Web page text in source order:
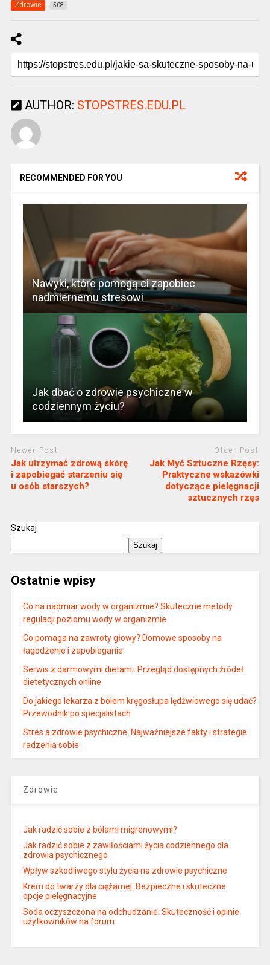
Zdrowie 508
AUTHOR: STOPSTRES.EDU.PL
RECOMMENDED FOR YOU
Nawyki, które pomogą ci zapobiec
nadmiernemu stresowi
Jak dbać o zdrowie psychiczne w
codziennym życiu?
Newer Post
Jak utrzymać zdrową skórę
i zapobiegać starzeniu się
u osób starszych?
Older Post
Jak Myć Sztuczne Rzęsy:
Praktyczne wskazówki
dotyczące pielęgnacji
sztucznych rzęs
Szukaj
Szukaj
Ostatnie wpisy
Co na nadmiar wody w organizmie? Skuteczne metody
regulacji poziomu wody w organizmie
Co pomaga na zawroty głowy? Domowe sposoby na
łagodzenie i zapobieganie
Serwis z darmowymi dietami: Przegląd dostępnych źródeł
dietetycznych online
Do jakiego lekarza z bólem kręgosłupa lędźwiowego się udać?
Przewodnik po specjalistach
Stres a zdrowie psychiczne: Najważniejsze fakty i strategie
radzenia sobie
Zdrowie
Jak radzić sobie z bólami migrenowymi?
Jak radzić sobie z zawiłościami życia codziennego dla
zdrowia psychicznego
Wpływ szkodliwego stylu życia na zdrowie psychiczne
Krem do twarzy dla ciężarnej: Bezpieczne i skuteczne
opcje pielęgnacyjne
Soda oczyszczona na odchudzanie: Skuteczność i opinie
użytkowników na forum